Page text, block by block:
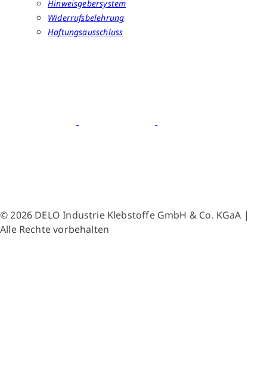
Hinweisgebersystem
Widerrufsbelehrung
Haftungsausschluss
© 2026 DELO Industrie Klebstoffe GmbH & Co. KGaA |
Alle Rechte vorbehalten